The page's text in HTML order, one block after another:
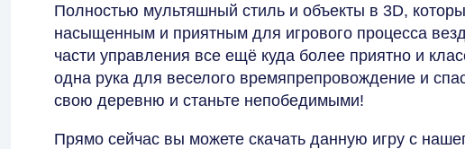
Полностью мультяшный стиль и объекты в 3D,
насыщенным и приятным для игрового процесса
части управления все ещё куда более приятно и
одна рука для веселого времяпрепровождение и
свою деревню и станьте непобедимыми!
Прямо сейчас вы можете скачать данную игру с